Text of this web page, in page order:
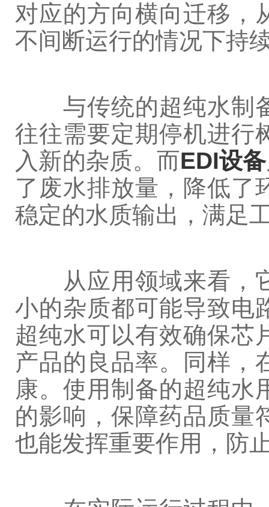
对应的方向横向迁移，
不间断运行的情况下持
与传统的超纯水制备
往往需要定期停机进行
入新的杂质。而EDI设备
了废水排放量，降低了
稳定的水质输出，满足
从应用领域来看，它
小的杂质都可能导致电
超纯水可以有效确保芯
产品的良品率。同样，
康。使用制备的超纯水
的影响，保障药品质量
也能发挥重要作用，防